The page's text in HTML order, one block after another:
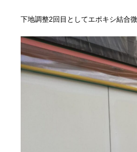
下地調整2回目としてエポキシ結合